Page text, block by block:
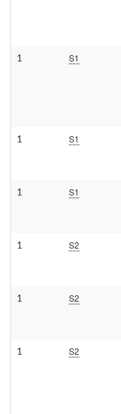
1 S1
1 S1
1 S1
1 S2
1 S2
1 S2